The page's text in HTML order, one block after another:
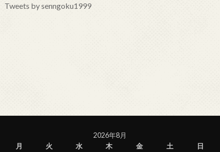
Tweets by senngoku1999
2026年8月
月
火 水 木 金 土
日